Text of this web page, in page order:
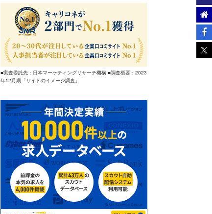
■実査委託先：日本マーケティングリサーチ機構 ■調査概要：2023
年12月期「サイトのイメージ調査」